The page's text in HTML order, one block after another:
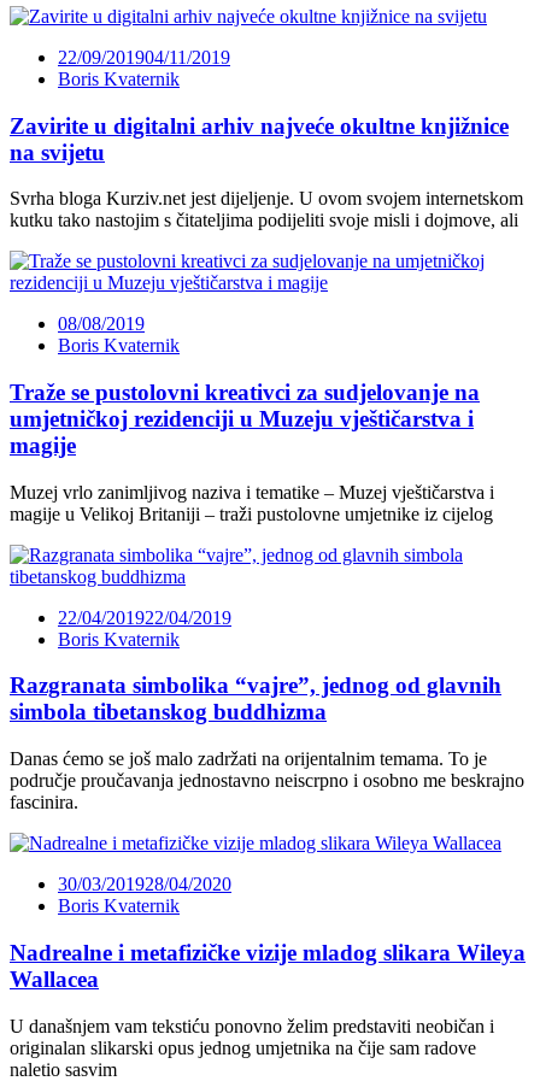
22/09/201904/11/2019
Boris Kvaternik
Zavirite u digitalni arhiv najveće okultne knjižnice
na svijetu
Svrha bloga Kurziv.net jest dijeljenje. U ovom svojem internetskom
kutku tako nastojim s čitateljima podijeliti svoje misli i dojmove, ali
08/08/2019
Boris Kvaternik
Traže se pustolovni kreativci za sudjelovanje na
umjetničkoj rezidenciji u Muzeju vještičarstva i
magije
Muzej vrlo zanimljivog naziva i tematike – Muzej vještičarstva i
magije u Velikoj Britaniji – traži pustolovne umjetnike iz cijelog
22/04/201922/04/2019
Boris Kvaternik
Razgranata simbolika “vajre”, jednog od glavnih
simbola tibetanskog buddhizma
Danas ćemo se još malo zadržati na orijentalnim temama. To je
područje proučavanja jednostavno neiscrpno i osobno me beskrajno
fascinira.
30/03/201928/04/2020
Boris Kvaternik
Nadrealne i metafizičke vizije mladog slikara Wileya
Wallacea
U današnjem vam tekstiću ponovno želim predstaviti neobičan i
originalan slikarski opus jednog umjetnika na čije sam radove
naletio sasvim